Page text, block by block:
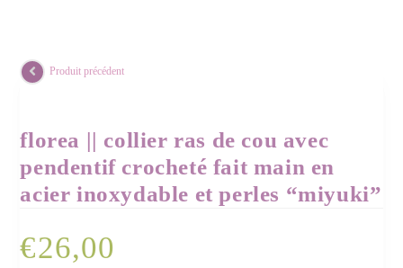
Produit précédent
florea || collier ras de cou avec
pendentif crocheté fait main en
acier inoxydable et perles “miyuki”
€26,00